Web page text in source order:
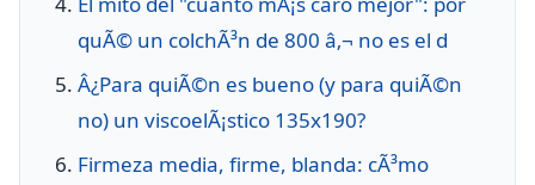
quÃ© un colchÃ³n de 800 â‚¬ no es el d
Â¿Para quiÃ©n es bueno (y para quiÃ©n
no) un viscoelÃ¡stico 135x190?
Firmeza media, firme, blanda: cÃ³mo